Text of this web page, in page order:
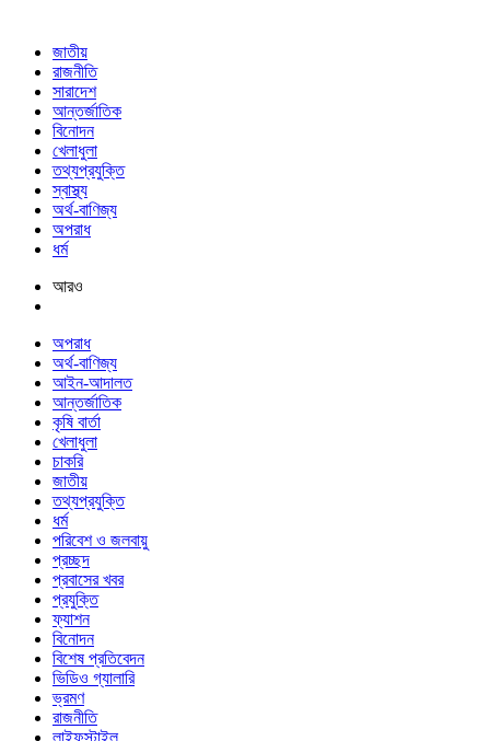
জাতীয়
রাজনীতি
সারাদেশ
আন্তর্জাতিক
বিনোদন
খেলাধুলা
তথ্যপ্রযুক্তি
স্বাস্থ্য
অর্থ-বাণিজ্য
অপরাধ
ধর্ম
আরও
অপরাধ
অর্থ-বাণিজ্য
আইন-আদালত
আন্তর্জাতিক
কৃষি বার্তা
খেলাধুলা
চাকরি
জাতীয়
তথ্যপ্রযুক্তি
ধর্ম
পরিবেশ ও জলবায়ু
প্রচ্ছদ
প্রবাসের খবর
প্রযুক্তি
ফ্যাশন
বিনোদন
বিশেষ প্রতিবেদন
ভিডিও গ্যালারি
ভ্রমণ
রাজনীতি
লাইফস্টাইল